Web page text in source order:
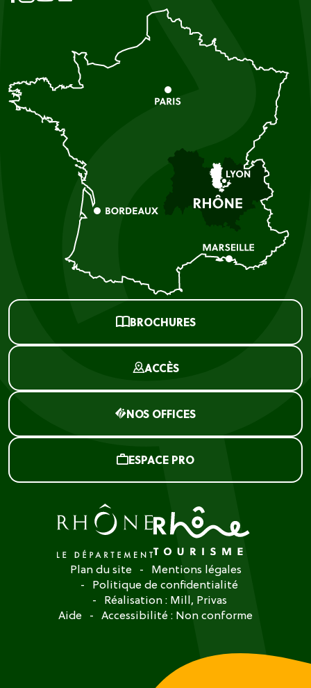
BROCHURES
ACCÈS
NOS OFFICES
ESPACE PRO
Plan du site
Mentions légales
Politique de confidentialité
Réalisation : Mill, Privas
Aide
Accessibilité : Non conforme